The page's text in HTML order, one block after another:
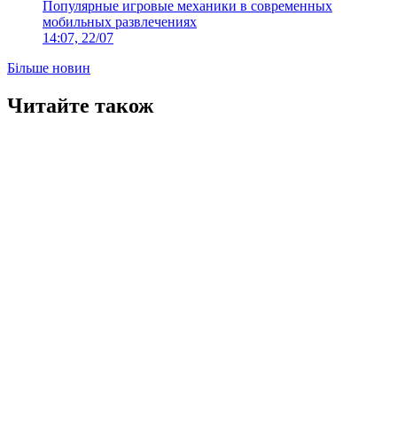
Популярные игровые механики в современных
мобильных развлечениях
14:07, 22/07
Більше новин
Читайте також